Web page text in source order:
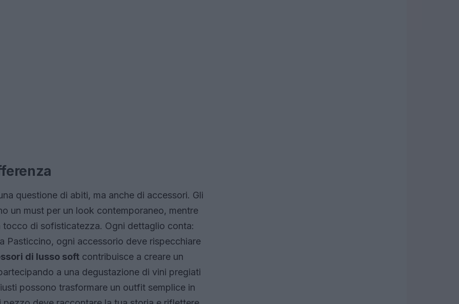
questione di abiti, ma anche di accessori. Gli
un must per un look contemporaneo, mentre
di sofisticatezza. Ogni dettaglio conta:
Pasticcino, ogni accessorio deve rispecchiare
di lusso soft contribuisce a creare un
a una degustazione di vini pregiati
possono trasformare un outfit semplice in